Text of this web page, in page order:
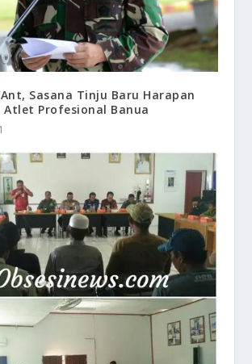
Sasana Tinju Baru Harapan
Atlet Profesional Banua